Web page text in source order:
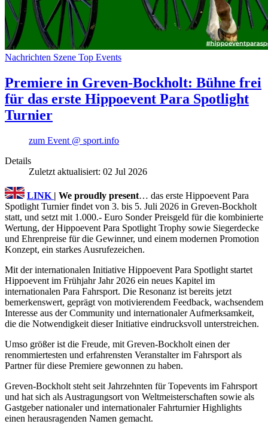
Nachrichten Szene Top Events
Premiere in Greven-Bockholt: Bühne frei
für das erste Hippoevent Para Spotlight
Turnier
zum Event @ sport.info
Details
Zuletzt aktualisiert: 02 Jul 2026
LINK | We proudly present… das erste Hippoevent Para
Spotlight Turnier findet von 3. bis 5. Juli 2026 in Greven-Bockholt
statt, und setzt mit 1.000.- Euro Sonder Preisgeld für die kombinierte
Wertung, der Hippoevent Para Spotlight Trophy sowie Siegerdecke
und Ehrenpreise für die Gewinner, und einem modernen Promotion
Konzept, ein starkes Ausrufezeichen.
Mit der internationalen Initiative Hippoevent Para Spotlight startet
Hippoevent im Frühjahr Jahr 2026 ein neues Kapitel im
internationalen Para Fahrsport. Die Resonanz ist bereits jetzt
bemerkenswert, geprägt von motivierendem Feedback, wachsendem
Interesse aus der Community und internationaler Aufmerksamkeit,
die die Notwendigkeit dieser Initiative eindrucksvoll unterstreichen.
Umso größer ist die Freude, mit Greven-Bockholt einen der
renommiertesten und erfahrensten Veranstalter im Fahrsport als
Partner für diese Premiere gewonnen zu haben.
Greven-Bockholt steht seit Jahrzehnten für Topevents im Fahrsport
und hat sich als Austragungsort von Weltmeisterschaften sowie als
Gastgeber nationaler und internationaler Fahrturnier Highlights
einen herausragenden Namen gemacht.